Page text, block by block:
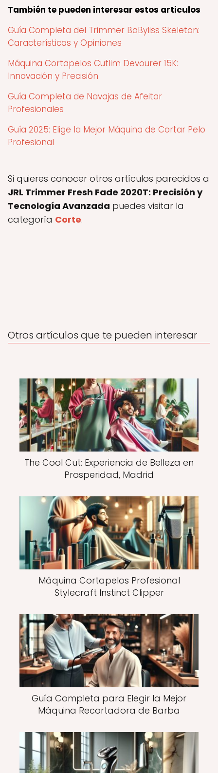
También te pueden interesar estos articulos
Guía Completa del Trimmer BaByliss Skeleton:
Características y Opiniones
Máquina Cortapelos Cutlim Devourer 15K:
Innovación y Precisión
Guía Completa de Navajas de Afeitar
Profesionales
Guía 2025: Elige la Mejor Máquina de Cortar Pelo
Profesional
Si quieres conocer otros artículos parecidos a
JRL Trimmer Fresh Fade 2020T: Precisión y
Tecnología Avanzada puedes visitar la
categoría Corte.
Otros artículos que te pueden interesar
The Cool Cut: Experiencia de Belleza en
Prosperidad, Madrid
Máquina Cortapelos Profesional
Stylecraft Instinct Clipper
Guía Completa para Elegir la Mejor
Máquina Recortadora de Barba